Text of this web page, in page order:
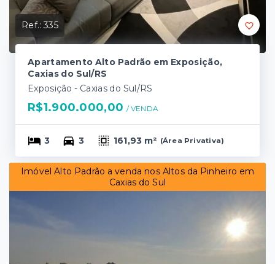
Ref.:335
Apartamento Alto Padrão em Exposição,
Caxias do Sul/RS
Exposição - Caxias do Sul/RS
R$1.900.000,00 / VENDA
3 3 161,93 m² (Área Privativa)
Imóvel Alto Padrão a venda nos Altos da Pinheiro em
Caxias do Sul